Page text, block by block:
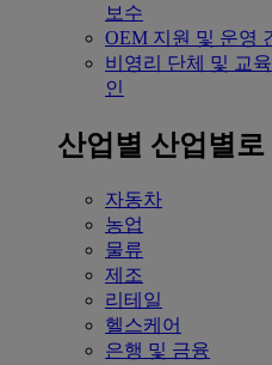
보수
OEM 지원 및 운영
비영리 단체 및 교
인
산업별 산업별로
자동차
농업
물류
제조
리테일
헬스케어
은행 및 금융